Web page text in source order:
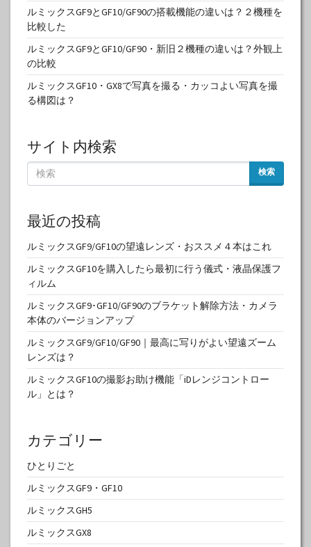
ルミックスGF9とGF10/GF90の搭載機能の違いは？２機種を
比較した
ルミックスGF9とGF10/GF90・新旧２機種の違いは？外観上
の比較
ルミックスGF10・GX8で写真を撮る・カッコよい写真を撮
る構図は？
サイト内検索
検索
最近の投稿
ルミックスGF9/GF10の望遠レンズ・おススメ４本はこれ
ルミックスGF10を購入したら最初に行う儀式・液晶保護フ
ィルム
ルミックスGF9･GF10/GF90のブラケット解除方法・カメラ
本体のバージョンアップ
ルミックスGF9/GF10/GF90｜最高に写りがよい望遠ズーム
レンズは？
ルミックスGF10の撮影お助け機能「iDレンジコントロー
ル」とは？
カテゴリー
ひとりごと
ルミックスGF9・GF10
ルミックスGH5
ルミックスGX8